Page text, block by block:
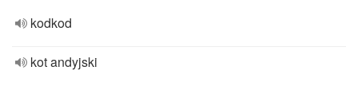
kodkod
kot andyjski